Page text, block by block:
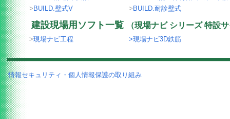
> BUILD.壁式V > BUILD.耐診壁式
建設現場用ソフト一覧 （現場ナビ シリーズ 特設
>現場ナビ工程 >現場ナビ3D鉄筋
情報セキュリティ・個人情報保護の取り組み